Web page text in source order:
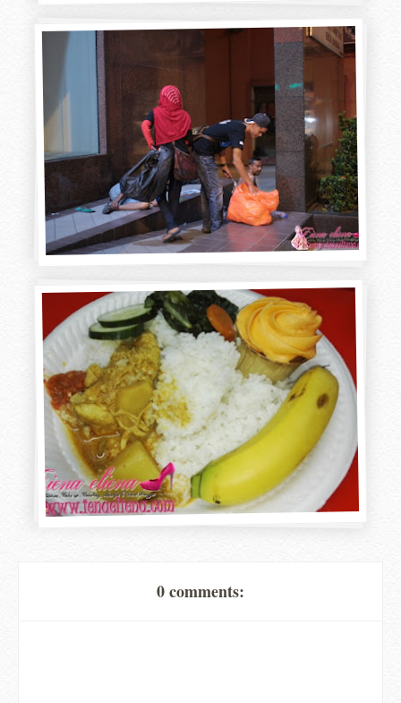
0 comments: